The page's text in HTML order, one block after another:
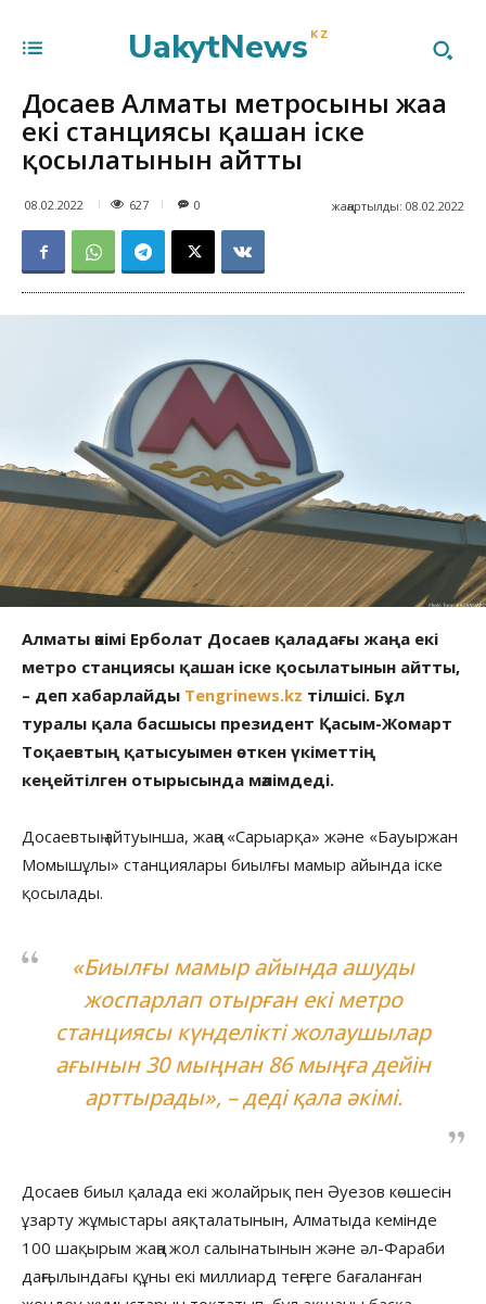
UakytNews KZ
Досаев Алматы метросының жаңа
екі станциясы қашан іске
қосылатынын айтты
08.02.2022 627 жаңартылды: 08.02.2022
0
Алматы әкімі Ерболат Досаев қаладағы жаңа екі
метро станциясы қашан іске қосылатынын айтты,
– деп хабарлайды Tengrinews.kz тілшісі. Бұл
туралы қала басшысы президент Қасым-Жомарт
Тоқаевтың қатысуымен өткен үкіметтің
кеңейтілген отырысында мәлімдеді.
Досаевтың айтуынша, жаңа «Сарыарқа» және «Бауыржан
Момышұлы» станциялары биылғы мамыр айында іске
қосылады.
«Биылғы мамыр айында ашуды
жоспарлап отырған екі метро
станциясы күнделікті жолаушылар
ағынын 30 мыңнан 86 мыңға дейін
арттырады», – деді қала әкімі.
Досаев биыл қалада екі жолайрық пен Әуезов көшесін
ұзарту жұмыстары аяқталатынын, Алматыда кемінде
100 шақырым жаңа жол салынатынын және әл-Фараби
даңғылындағы құны екі миллиард теңгеге бағаланған